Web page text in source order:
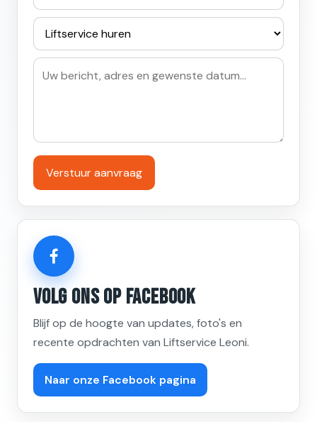
Verstuur aanvraag
Volg Ons Op Facebook
Blijf op de hoogte van updates, foto's en
recente opdrachten van Liftservice Leoni.
Naar onze Facebook pagina